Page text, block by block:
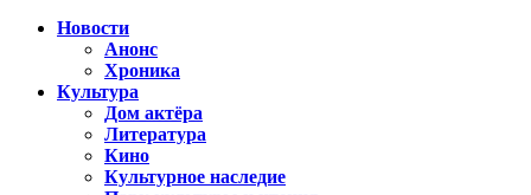
Новости
Анонс
Хроника
Культура
Дом актёра
Литература
Кино
Культурное наследие